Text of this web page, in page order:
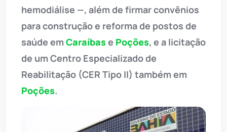
hemodiálise —, além de firmar convênios
para construção e reforma de postos de
saúde em Caraíbas e Poções, e a licitação
de um Centro Especializado de
Reabilitação (CER Tipo II) também em
Poções.